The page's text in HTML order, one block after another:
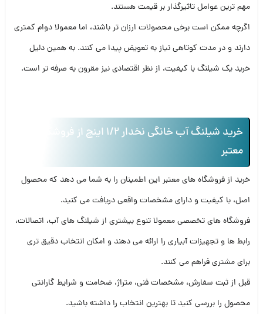
مهم ترین عوامل تاثیرگذار بر قیمت هستند.
اگرچه ممکن است برخی محصولات ارزان تر باشند، اما معمولا دوام کمتری
دارند و در مدت کوتاهی نیاز به تعویض پیدا می کنند. به همین دلیل
خرید یک شیلنگ با کیفیت، از نظر اقتصادی نیز مقرون به صرفه تر است.
خرید شیلنگ آب خانگی نخدار 1/2 اینچ از فروشگاه
معتبر
خرید از فروشگاه های معتبر این اطمینان را به شما می دهد که محصول
اصل، با کیفیت و دارای مشخصات واقعی دریافت می کنید.
فروشگاه های تخصصی معمولا تنوع بیشتری از شیلنگ های آب، اتصالات،
رابط ها و تجهیزات آبیاری را ارائه می دهند و امکان انتخاب دقیق تری
برای مشتری فراهم می کنند.
قبل از ثبت سفارش، مشخصات فنی، متراژ، ضخامت و شرایط گارانتی
محصول را بررسی کنید تا بهترین انتخاب را داشته باشید.